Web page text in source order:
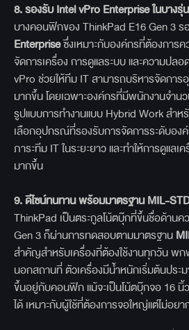
8.รองรับ Intel vPro Enterpriseในบางรุ่น
บางคอนฟิกของ ThinkPad E16 Gen 3 ร
Enterpriseซึ่งเหมาะกับองค์กรที่ต้องการ
จัดการเครื่อง การดูแลระบบ และความปล
vPro ช่วยให้ทีม IT สามารถบริหารจัดกา
มากขึ้น โดยเฉพาะองค์กรที่มีพนักงานจำ
รูปแบบการทำงานแบบ Hybrid Work สำห
เลือกอุปกรณ์ที่รองรับการจัดการระดับอง
ภาระทีม IT ในระยะยาว และทำให้การดูแล
มากขึ้น
9.ดีไซน์ทนทาน พร้อมมาตรฐาน MIL-
ThinkPad เป็นตระกูลโน้ตบุ๊กที่ขึ้นชื่อด้านค
Gen 3 ก็ผ่านการทดสอบตามมาตรฐาน
สำคัญสำหรับเครื่องที่ต้องใช้งานทุกวัน พก
นอกสถานที่ ตัวเครื่องมีน้ำหนักเริ่มต้นประ
ขึ้นอยู่กับคอนฟิก แม้จะเป็นโน้ตบุ๊กจอ 16
ได้ เหมาะกับผู้ใช้ที่ต้องการจอใหญ่แต่ไม่อยา